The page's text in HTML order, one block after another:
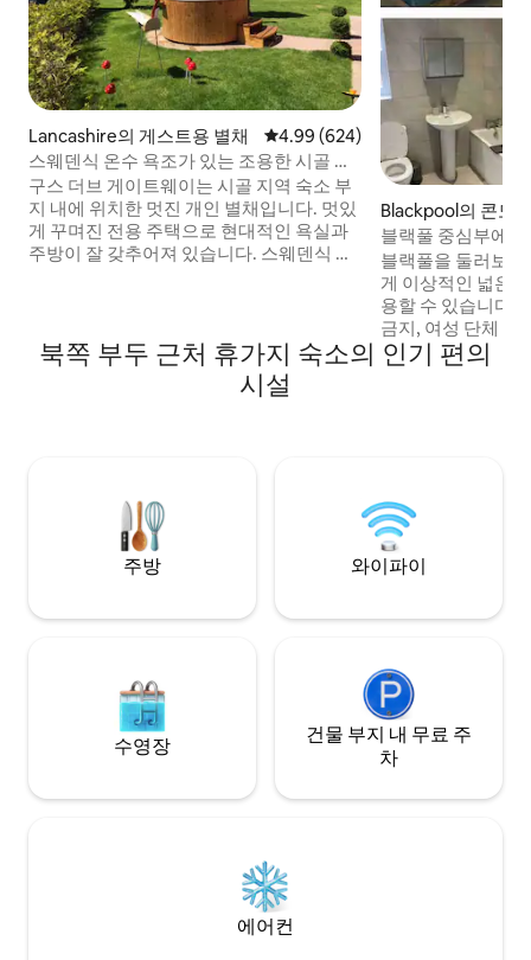
Lancashire의 게스트용 별채 평점 4.99점(5점 만점), 후기 624
4.99 (624)
스웨덴식 온수 욕조가 있는 조용한 시골 숙
소
구스 더브 게이트웨이는 시골 지역 숙소 부
지 내에 위치한 멋진 개인 별채입니다. 멋있
게 꾸며진 전용 주택으로 현대적인 욕실과
주방이 잘 갖추어져 있습니다. 스웨덴식 온
방법이며, 각 게스트를 위해 청소 및 다시 채
워지며, 요청 시 난방이 제공되며, 전용 사용
Blackpool의 콘도
블랙풀 중심부에
블랙풀을 둘러보
게 이상적인 넓은
용할 수 있습니다.
금지, 여성 단체 및
표 게스트는 만 21
랙풀의 모든 것을
CCTV가 작동 중
북쪽 부두 근처 휴가지 숙소의 인기 편의
시설
주방 와이파이
수영장
건물 부지 내 무료 주
차
에어컨